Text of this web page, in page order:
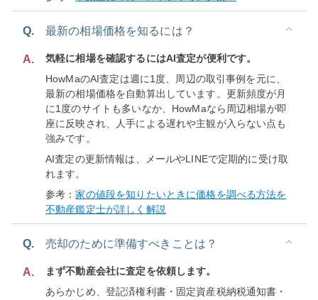
Q. 最新の相場価格を知るには？
A.
気軽に相場を確認するにはAI査定が便利です。
HowMaのAI査定は週に1度、周辺の取引事例を元に、
最新の相場価格を自動算出しています。更新頻度が月
に1度のサイトも多いなか、HowMaなら周辺相場が即
座に反映され、人手による遅れや主観が入らない点も
強みです。
AI査定の更新情報は、メールやLINEで定期的に受け取
れます。
参考：家の値段を知りたいときに価格を調べる方法を
不動産鑑定士が詳しく解説
Q. 売却のために準備すべきことは？
A.
まず不動産会社に査定を依頼します。
あらかじめ、登記済権利書・固定資産税納税通知書・